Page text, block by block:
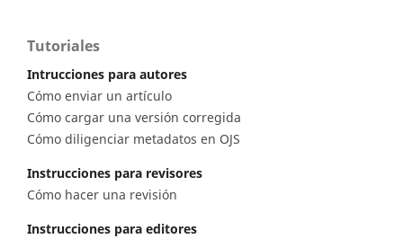
Tutoriales
Intrucciones para autores
Cómo enviar un artículo
Cómo cargar una versión corregida
Cómo diligenciar metadatos en OJS
Instrucciones para revisores
Cómo hacer una revisión
Instrucciones para editores